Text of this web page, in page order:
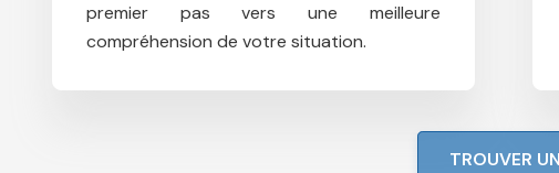
premier pas vers une meilleure
compréhension de votre situation.
TROUVER